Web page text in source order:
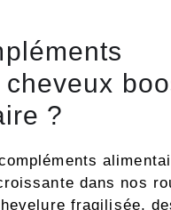
?
dans nos
fragilisée,